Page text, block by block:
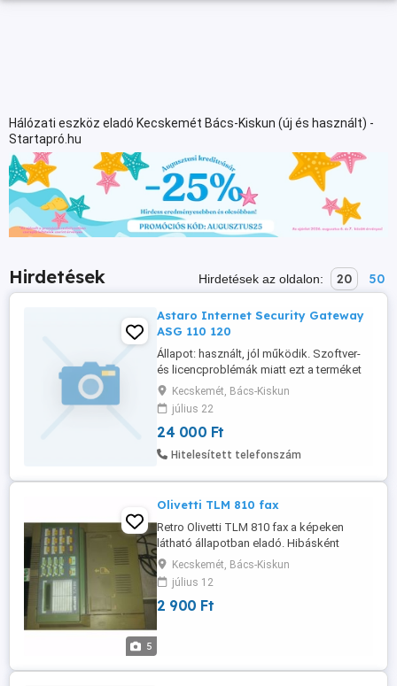
Hálózati eszköz eladó Kecskemét Bács-Kiskun (új és használt) -
Startapró.hu
Hirdetések Hirdetések az oldalon: 20 50
Astaro Internet Security Gateway
ASG 110 120
Állapot: használt, jól működik. Szoftver-
és licencproblémák miatt ezt a terméket
nem működő alkatrészekként
értékesítjük.
Kecskemét, Bács-Kiskun
július 22
24 000 Ft
Hitelesített telefonszám
5
Olivetti TLM 810 fax
Retro Olivetti TLM 810 fax a képeken
látható állapotban eladó. Hibásként
hirdetem! Bekapcsol, de hőpapírom nincs
így nem tudtam tovább tesztelni!
Kecskemét, Bács-Kiskun
július 12
2 900 Ft